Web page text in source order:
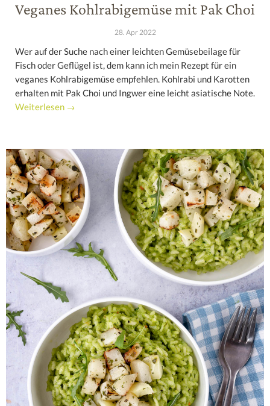
Veganes Kohlrabigemüse mit Pak Choi
28. Apr 2022
Wer auf der Suche nach einer leichten Gemüsebeilage für
Fisch oder Geflügel ist, dem kann ich mein Rezept für ein
veganes Kohlrabigemüse empfehlen. Kohlrabi und Karotten
erhalten mit Pak Choi und Ingwer eine leicht asiatische Note.
Weiterlesen →